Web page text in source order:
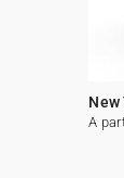
New
A